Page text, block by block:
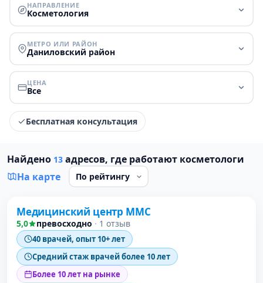
НАПРАВЛЕНИЕ
Косметология
МЕТРО ИЛИ РАЙОН
Даниловский район
ЦЕНА
Все
Бесплатная консультация
Найдено 13 адресов, где работают косметологи
На карте
Проверено давно
1 место в рейтинге
Медицинский центр ММС
5,0 превосходно · 1 отзыв
40 врачей, опыт 10+ лет
Средний стаж врачей более 10 лет
Более 10 лет на рынке